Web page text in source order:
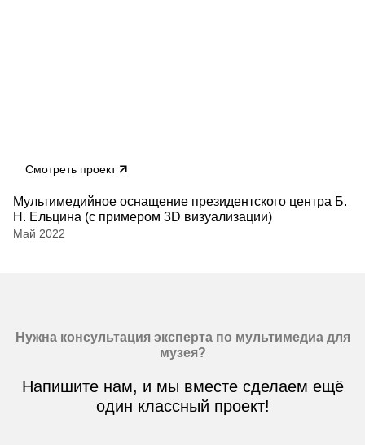
Смотреть проект
Мультимедийное оснащение президентского центра Б.
Н. Ельцина (с примером 3D визуализации)
Май 2022
Нужна консультация эксперта по мультимедиа для
музея?
Напишите нам, и мы вместе сделаем ещё
один классный проект!